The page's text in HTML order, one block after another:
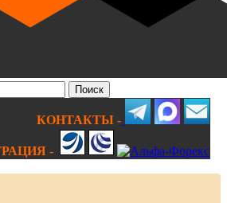
КОНТАКТЫ -
-